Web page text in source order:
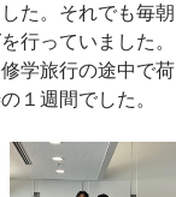
た。それでも毎朝
行っていました。
学旅行の途中で荷
１週間でした。